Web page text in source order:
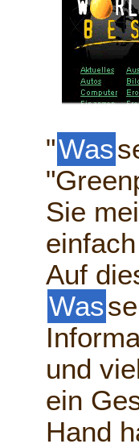
"Was
Sie
Auf
Was
und
ein
Hand